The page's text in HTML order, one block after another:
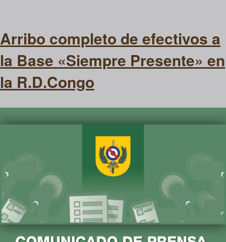
Arribo completo de efectivos a
la Base «Siempre Presente» en
la R.D.Congo